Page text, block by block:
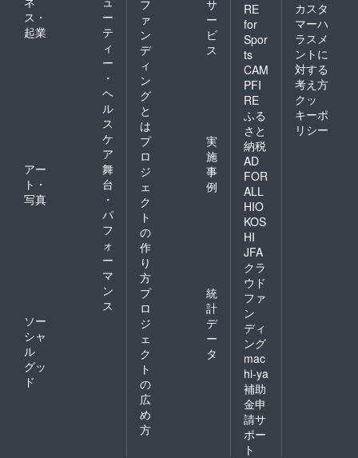
ス・
起業
ー
テ
ィ
ー
・
ヘ
ル
ス
ケ
ア
アー
ト・
写真
舞
台
・
パ
フ
ォ
ー
マ
ン
ス
ソー
シャ
ル
グッ
ド
フ
ァ
ン
デ
ィ
ン
グ
と
は
サ
ー
ビ
ス
プ
ロ
ジ
ェ
ク
ト
の
作
り
方
実
施
事
例
プ
ロ
ジ
ェ
ク
ト
の
広
め
方
統
計
デ
ー
タ
RE
for
Spor
ts
CAM
PFI
RE
ふる
さと
納税
AD
FOR
ALL
HIO
KOS
HI
JFA
クラ
ウド
ファ
ン
ディ
ング
mac
hi-ya
補助
金申
請サ
ポー
ト
カスタ
マーハ
ラスメ
ントに
対する
考え方
クッ
キーポ
リシー